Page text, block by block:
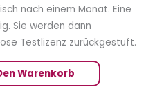
nach einem Monat. Eine
Sie werden dann
Testlizenz zurückgestuft.
Warenkorb